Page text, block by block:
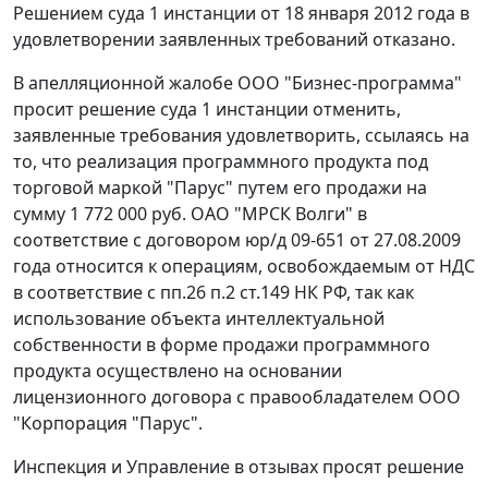
Решением суда 1 инстанции от 18 января 2012 года в
удовлетворении заявленных требований отказано.
В апелляционной жалобе ООО "Бизнес-программа"
просит решение суда 1 инстанции отменить,
заявленные требования удовлетворить, ссылаясь на
то, что реализация программного продукта под
торговой маркой "Парус" путем его продажи на
сумму 1 772 000 руб. ОАО "МРСК Волги" в
соответствие с договором юр/д 09-651 от 27.08.2009
года относится к операциям, освобождаемым от НДС
в соответствие с пп.26 п.2 ст.149 НК РФ, так как
использование объекта интеллектуальной
собственности в форме продажи программного
продукта осуществлено на основании
лицензионного договора с правообладателем ООО
"Корпорация "Парус".
Инспекция и Управление в отзывах просят решение